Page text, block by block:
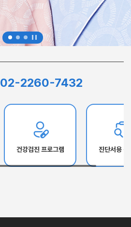
02-2260-7432
건강검진 프로그램 진단서용 건